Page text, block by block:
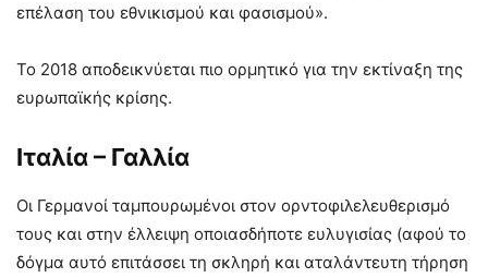
επέλαση του εθνικισμού και φασισμού».
Το 2018 αποδεικνύεται πιο ορμητικό για την εκτίναξη της
ευρωπαϊκής κρίσης.
Ιταλία – Γαλλία
Οι Γερμανοί ταμπουρωμένοι στον ορντοφιλελευθερισμό
τους και στην έλλειψη οποιασδήποτε ευλυγισίας (αφού το
δόγμα αυτό επιτάσσει τη σκληρή και αταλάντευτη τήρηση